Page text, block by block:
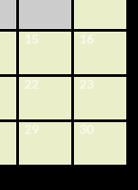
15 16
22 23
29 30